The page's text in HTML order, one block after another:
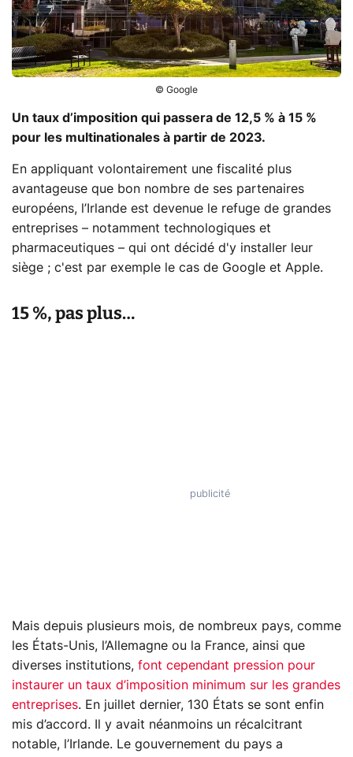
© Google
Un taux d’imposition qui passera de 12,5 % à 15 %
pour les multinationales à partir de 2023.
En appliquant volontairement une fiscalité plus
avantageuse que bon nombre de ses partenaires
européens, l’Irlande est devenue le refuge de grandes
entreprises – notamment technologiques et
pharmaceutiques – qui ont décidé d'y installer leur
siège ; c'est par exemple le cas de Google et Apple.
15 %, pas plus…
Mais depuis plusieurs mois, de nombreux pays, comme
les États-Unis, l’Allemagne ou la France, ainsi que
diverses institutions, font cependant pression pour
instaurer un taux d’imposition minimum sur les grandes
entreprises. En juillet dernier, 130 États se sont enfin
mis d’accord. Il y avait néanmoins un récalcitrant
notable, l’Irlande. Le gouvernement du pays a